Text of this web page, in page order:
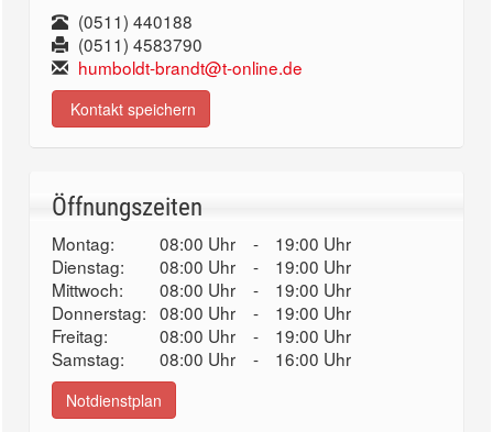
(0511) 440188
(0511) 4583790
humboldt-brandt@t-online.de
Kontakt speichern
Öffnungszeiten
Montag: 08:00 Uhr -
19:00 Uhr
Dienstag:
08:00 Uhr -
19:00 Uhr
Mittwoch:
08:00 Uhr -
19:00 Uhr
Donnerstag: 08:00 Uhr -
19:00 Uhr
Freitag:
08:00 Uhr -
19:00 Uhr
Samstag:
08:00 Uhr - 16:00 Uhr
Notdienstplan